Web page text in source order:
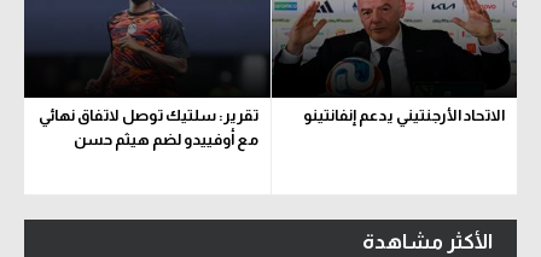
الاتحاد الأرجنتيني يدعم إنفانتينو
تقرير: سلتيك توصل لاتفاق نهائي
مع أوفييدو لضم هيثم حسن
الأكثر مشاهدة